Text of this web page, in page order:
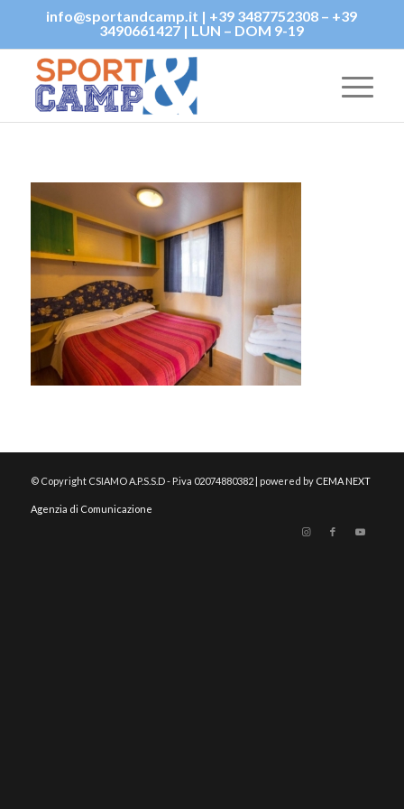
info@sportandcamp.it | +39 3487752308 – +39
3490661427 | LUN – DOM 9-19
© Copyright CSIAMO A.P.S.S.D - P.iva 02074880382 | powered by CEMA NEXT
Agenzia di Comunicazione